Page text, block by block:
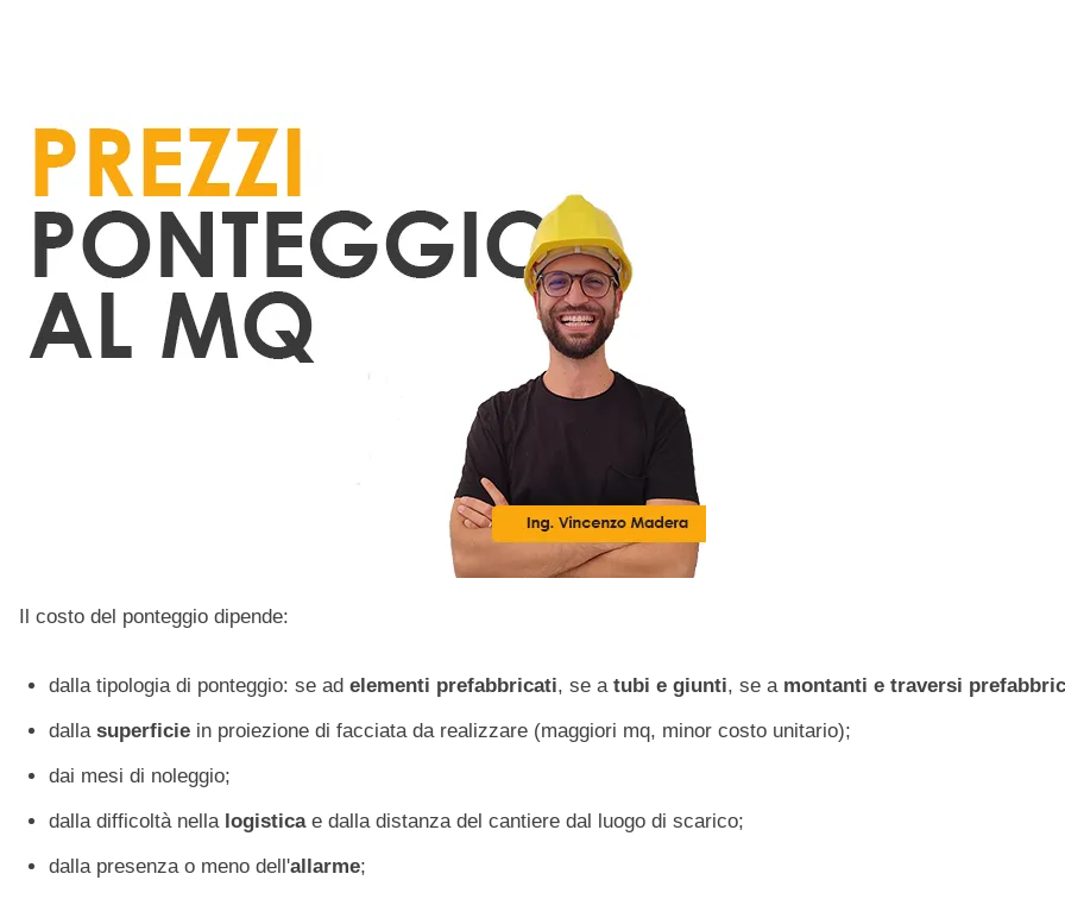
Il costo del ponteggio dipende:
dalla tipologia di ponteggio: se ad elementi prefabbricati, se a tubi e giunti, se amontanti e traversi
dallasuperficie in proiezione di facciata da realizzare (maggiori mq, minor costo unitario);
dai mesi di noleggio;
dalla difficoltà nella logisticae dalla distanza del cantiere dal luogo di scarico;
dalla presenza o meno dell'allarme;